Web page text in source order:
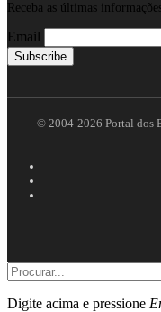
Receba as últimas
Email
© 2004-2026 Portal dos
Digite acima e pressione